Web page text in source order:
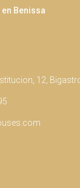
Benissa
12,